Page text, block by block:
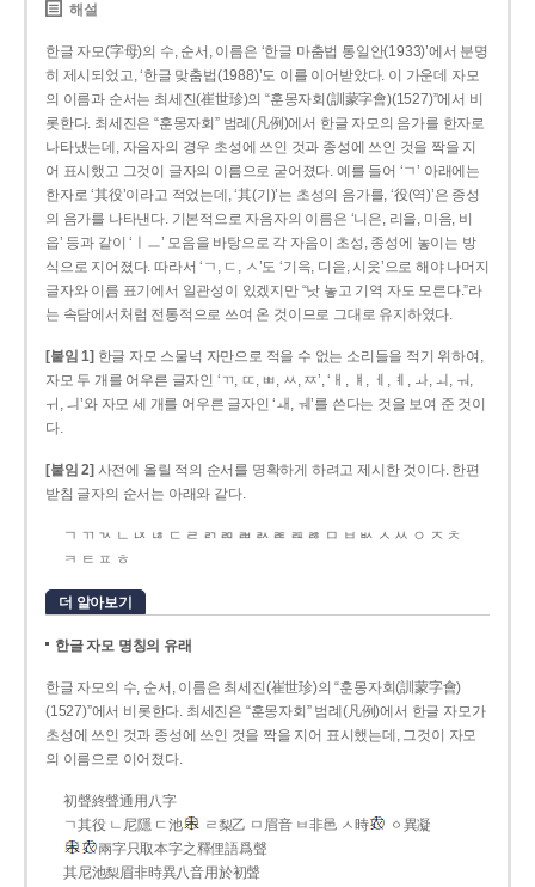
해설
한글 자모(字母)의 수, 순서, 이름은 ‘한글 마춤법 통일안(1933)’에서 분명
히 제시되었고, ‘한글 맞춤법(1988)’도 이를 이어받았다. 이 가운데 자모
의 이름과 순서는 최세진(崔世珍)의 “훈몽자회(訓蒙字會)(1527)”에서 비
롯한다. 최세진은 “훈몽자회” 범례(凡例)에서 한글 자모의 음가를 한자로
나타냈는데, 자음자의 경우 초성에 쓰인 것과 종성에 쓰인 것을 짝을 지
어 표시했고 그것이 글자의 이름으로 굳어졌다. 예를 들어 ‘ㄱ’ 아래에는
한자로 ‘其役’이라고 적었는데, ‘其(기)’는 초성의 음가를, ‘役(역)’은 종성
의 음가를 나타낸다. 기본적으로 자음자의 이름은 ‘니은, 리을, 미음, 비
읍’ 등과 같이 ‘ㅣㅡ’ 모음을 바탕으로 각 자음이 초성, 종성에 놓이는 방
식으로 지어졌다. 따라서 ‘ㄱ, ㄷ, ㅅ’도 ‘기윽, 디읃, 시읏’으로 해야 나머지
글자와 이름 표기에서 일관성이 있겠지만 “낫 놓고 기역 자도 모른다.”라
는 속담에서처럼 전통적으로 쓰여 온 것이므로 그대로 유지하였다.
[붙임 1] 한글 자모 스물넉 자만으로 적을 수 없는 소리들을 적기 위하여,
자모 두 개를 어우른 글자인 ‘ㄲ, ㄸ, ㅃ, ㅆ, ㅉ’, ‘ㅐ, ㅒ, ㅔ, ㅖ, ㅘ, ㅚ, ㅝ,
ㅟ, ㅢ’와 자모 세 개를 어우른 글자인 ‘ㅙ, ㅞ’를 쓴다는 것을 보여 준 것이
다.
[붙임 2] 사전에 올릴 적의 순서를 명확하게 하려고 제시한 것이다. 한편
받침 글자의 순서는 아래와 같다.
ㄱ ㄲ ㄳ ㄴ ㄵ ㄶ ㄷ ㄹ ㄺ ㄻ ㄼ ㄽ ㄾ ㄿ ㅀ ㅁ ㅂ ㅄ ㅅ ㅆ ㅇ ㅈ ㅊ
ㅋ ㅌ ㅍ ㅎ
더 알아보기
한글 자모 명칭의 유래
한글 자모의 수, 순서, 이름은 최세진(崔世珍)의 “훈몽자회(訓蒙字會)
(1527)”에서 비롯한다. 최세진은 “훈몽자회” 범례(凡例)에서 한글 자모가
초성에 쓰인 것과 종성에 쓰인 것을 짝을 지어 표시했는데, 그것이 자모
의 이름으로 이어졌다.
初聲終聲通用八字
ㄱ其役 ㄴ尼隱 ㄷ池
ㄹ梨乙 ㅁ眉音 ㅂ非邑 ㅅ時
ㆁ異凝
兩字只取本字之釋俚語爲聲
其尼池梨眉非時異八音用於初聲